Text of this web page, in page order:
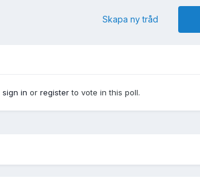
Skapa ny tråd
sign in or registerto vote in this poll.